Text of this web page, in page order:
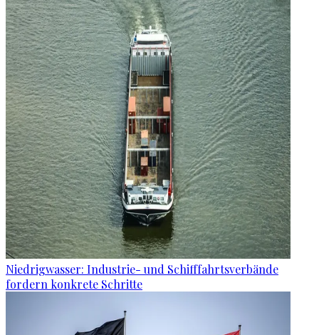
Niedrigwasser: Industrie- und Schifffahrtsverbände
fordern konkrete Schritte